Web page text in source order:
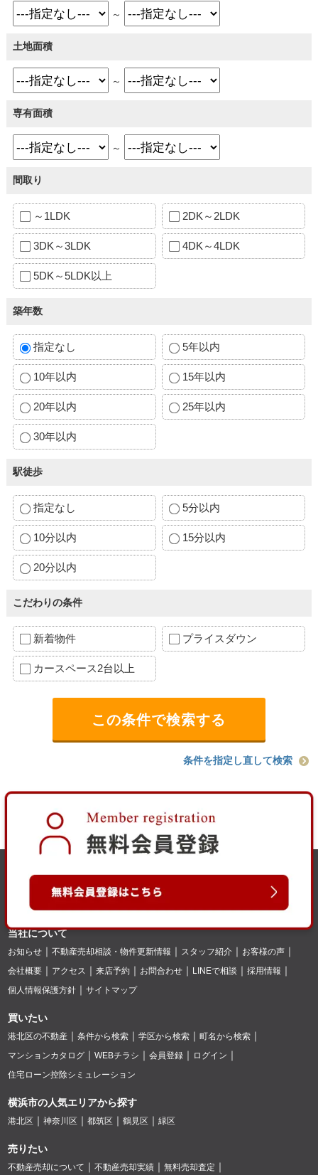
～
土地面積
～
専有面積
～
間取り
～1LDK 2DK～2LDK
3DK～3LDK 4DK～4LDK
5DK～5LDK以上
築年数
指定なし 5年以内
10年以内 15年以内
20年以内 25年以内
30年以内
駅徒歩
指定なし 5分以内
10分以内 15分以内
20分以内
こだわりの条件
新着物件 プライスダウン
カースペース2台以上
条件を指定し直して検索
当社について
お知らせ 不動産売却相談・物件更新情報 スタッフ紹介
お客様の声
会社概要
アクセス 来店予約 お問合わせ LINEで相談
採用情報
個人情報保護方針
サイトマップ
買いたい
港北区の不動産 条件から検索 学区から検索
町名から検索
マンションカタログ
WEBチラシ 会員登録
ログイン
住宅ローン控除シミュレーション
横浜市の人気エリアから探す
港北区 神奈川区 都筑区 鶴見区 緑区
売りたい
不動産売却について 不動産売却実績
無料売却査定